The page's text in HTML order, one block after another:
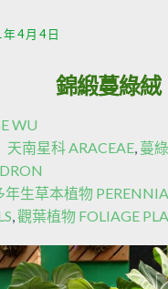
年 4 月 4 日
錦緞蔓綠絨
WU
天南星科 ARACEAE, 蔓
年生草本植物
,觀葉植物 FOLIAGE